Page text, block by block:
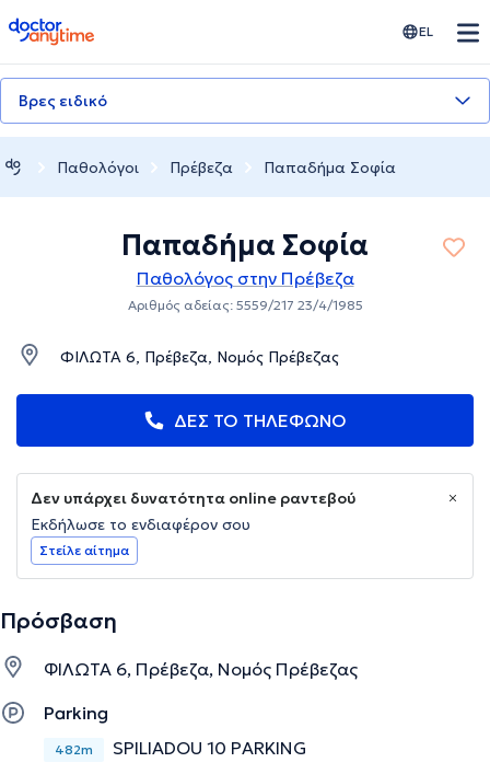
doctoranytime EL
Βρες ειδικό
Παθολόγοι Πρέβεζα Παπαδήμα Σοφία
Παπαδήμα Σοφία
Παθολόγος στην Πρέβεζα
Αριθμός αδείας: 5559/217 23/4/1985
ΦΙΛΩΤΑ 6, Πρέβεζα, Νομός Πρέβεζας
ΔΕΣ ΤΟ ΤΗΛΕΦΩΝΟ
Δεν υπάρχει δυνατότητα online ραντεβού
Εκδήλωσε το ενδιαφέρον σου
Στείλε αίτημα
Πρόσβαση
ΦΙΛΩΤΑ 6, Πρέβεζα, Νομός Πρέβεζας
Parking
482m SPILIADOU 10 PARKING